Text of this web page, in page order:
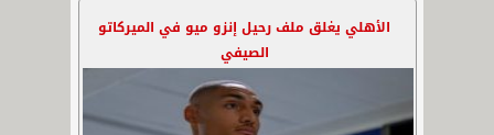
الأهلي يغلق ملف رحيل إنزو ميو في الميركاتو
الصيفي